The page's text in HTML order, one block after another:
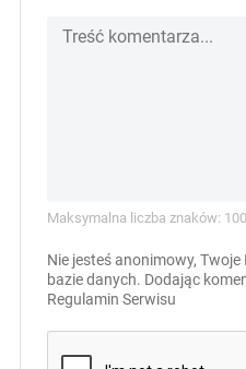
Maksymalna liczba znaków:
Nie jesteś anonimowy,
bazie danych. Dodając
Regulamin Serwisu